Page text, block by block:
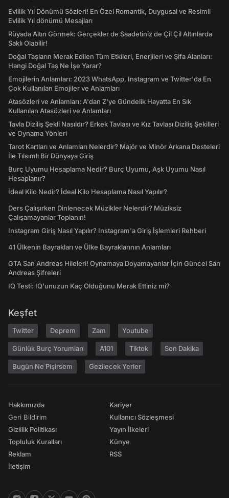
Evlilik Yıl Dönümü Sözleri! En Özel Romantik, Duygusal ve Resimli
Evlilik Yıl dönümü Mesajları
Rüyada Altın Görmek: Gerçekler de Saadetiniz de Çil Çil Altınlarda
Saklı Olabilir!
Doğal Taşların Merak Edilen Tüm Etkileri, Enerjileri ve Şifa Alanları:
Hangi Doğal Taş Ne İşe Yarar?
Emojilerin Anlamları: 2023 WhatsApp, Instagram ve Twitter'da En
Çok Kullanılan Emojiler ve Anlamları
Atasözleri ve Anlamları: A'dan Z'ye Gündelik Hayatta En Sık
Kullanılan Atasözleri ve Anlamları
Tavla Diziliş Şekli Nasıldır? Erkek Tavlası ve Kız Tavlası Diziliş Şekilleri
ve Oynama Yönleri
Tarot Kartları ve Anlamları Nelerdir? Majör ve Minör Arkana Desteleri
İle Tılsımlı Bir Dünyaya Giriş
Burç Uyumu Hesaplama Nedir? Burç Uyumu, Aşk Uyumu Nasıl
Hesaplanır?
İdeal Kilo Nedir? İdeal Kilo Hesaplama Nasıl Yapılır?
Ders Çalışırken Dinlenecek Müzikler Nelerdir? Müziksiz
Çalışamayanlar Toplanın!
Instagram Giriş Nasıl Yapılır? Instagram'a Giriş İşlemleri Rehberi
41 Ülkenin Bayrakları ve Ülke Bayraklarının Anlamları
GTA San Andreas Hileleri! Oynamaya Doyamayanlar İçin Güncel San
Andreas Şifreleri
IQ Testi: IQ'unuzun Kaç Olduğunu Merak Ettiniz mi?
Keşfet
Twitter Deprem Zam Youtube
Günlük Burç Yorumları A101 Tiktok Son Dakika
Bugün Ne Pişirsem Gezilecek Yerler
Hakkımızda
Geri Bildirim
Gizlilik Politikası
Topluluk Kuralları
Reklam
İletişim
Kariyer
Kullanıcı Sözleşmesi
Yayın İlkeleri
Künye
RSS